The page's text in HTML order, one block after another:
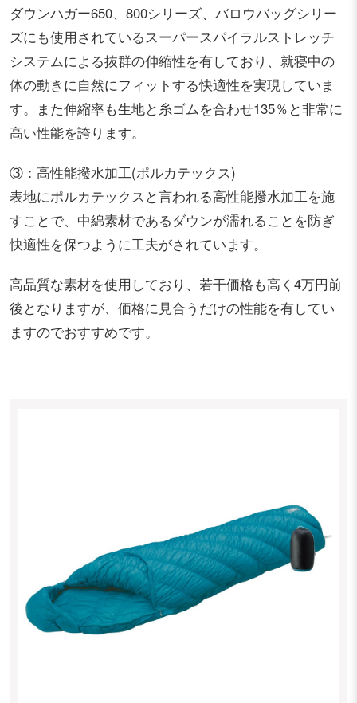
ダウンハガー650、800シリーズ、バロウバッグシリー
ズにも使用されているスーパースパイラルストレッチ
システムによる抜群の伸縮性を有しており、就寝中の
体の動きに自然にフィットする快適性を実現していま
す。また伸縮率も生地と糸ゴムを合わせ135％と非常に
高い性能を誇ります。
③：高性能撥水加工(ポルカテックス)
表地にポルカテックスと言われる高性能撥水加工を施
すことで、中綿素材であるダウンが濡れることを防ぎ
快適性を保つように工夫がされています。
高品質な素材を使用しており、若干価格も高く4万円前
後となりますが、価格に見合うだけの性能を有してい
ますのでおすすめです。